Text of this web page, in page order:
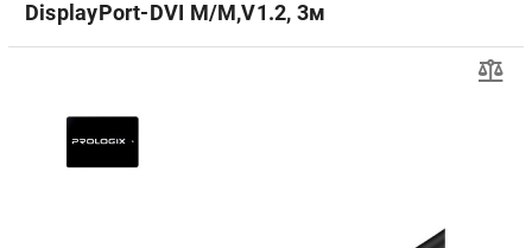
DisplayPort-DVI М/М,V1.2, 3м